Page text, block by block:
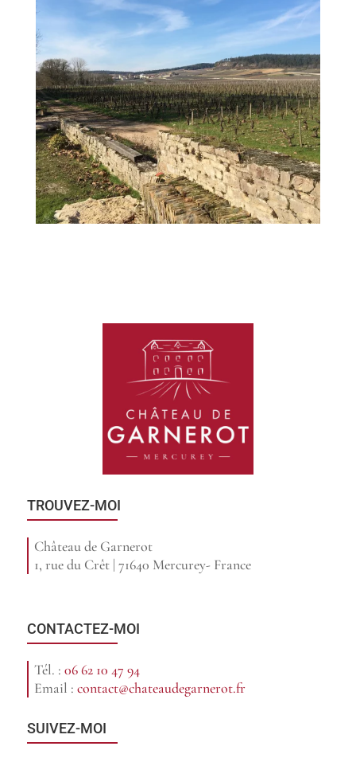
TROUVEZ-MOI
Château de Garnerot
1, rue du Crêt | 71640 Mercurey- France
CONTACTEZ-MOI
Tél. :06 62 10 47 94
Email :contact@chateaudegarnerot.fr
SUIVEZ-MOI